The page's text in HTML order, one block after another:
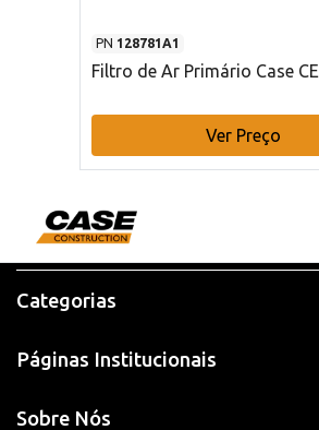
PN 128781A1
Filtro de Ar Primário Case CE
Ver Preço
Categorias
Páginas Institucionais
Sobre Nós